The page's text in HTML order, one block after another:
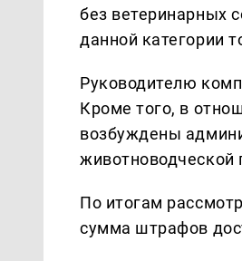
без ветеринарных
данной категории
Руководителю
Кроме того, в
возбуждены
животноводческой
По итогам
сумма штрафов